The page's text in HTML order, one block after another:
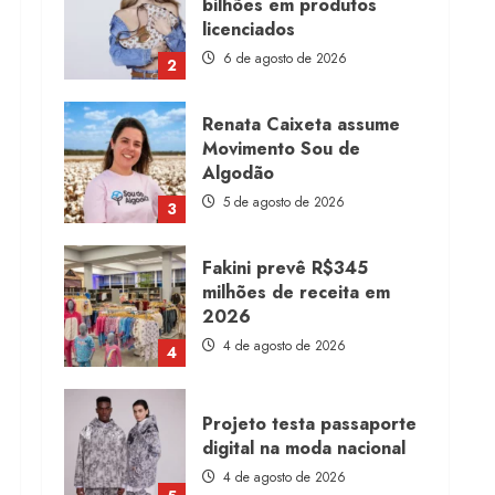
2
licenciados
6 de agosto de 2026
3
Renata Caixeta assume
Movimento Sou de
Algodão
5 de agosto de 2026
4
Fakini prevê R$345
milhões de receita em
2026
4 de agosto de 2026
Projeto testa passaporte
digital na moda nacional
4 de agosto de 2026